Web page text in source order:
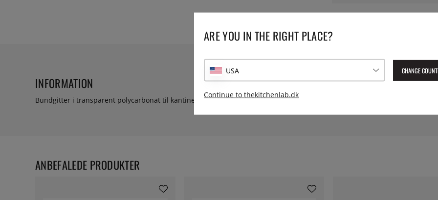
INFORMATION
Bundgitter i transparent polycarbonat til kantiner. Passer til alle størrelser.
ANBEFALEDE PRODUKTER
ARE YOU IN THE RIGHT PLACE?
USA CHANGE
Continue to thekitchenlab.dk